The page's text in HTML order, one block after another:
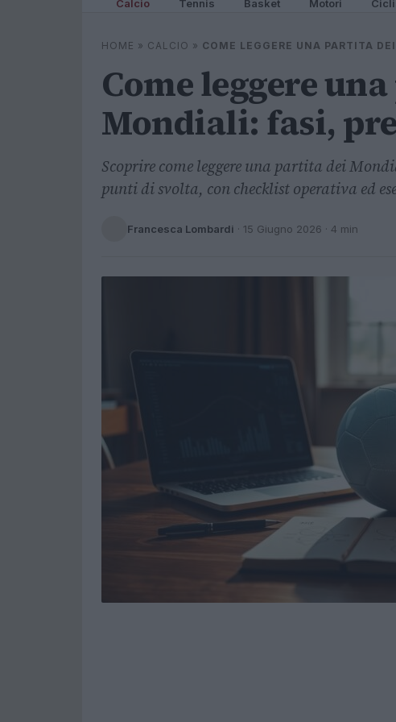
Calcio Tennis Basket Motori
HOME » CALCIO » COME LEGGERE UNA PARTITA
Come leggere
Mondiali: fasi,
Scoprire come leggere una partita dei
punti di svolta, con checklist operativa ed
Francesca Lombardi · 15 Giugno 2026 · 4 min